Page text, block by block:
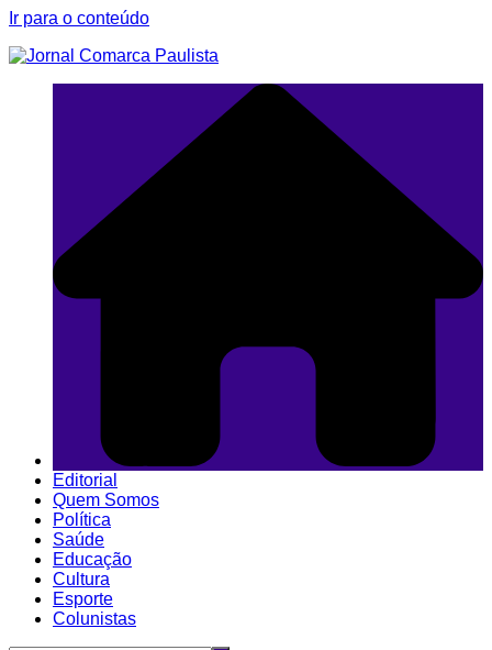
Ir para o conteúdo
Editorial
Quem Somos
Política
Saúde
Educação
Cultura
Esporte
Colunistas